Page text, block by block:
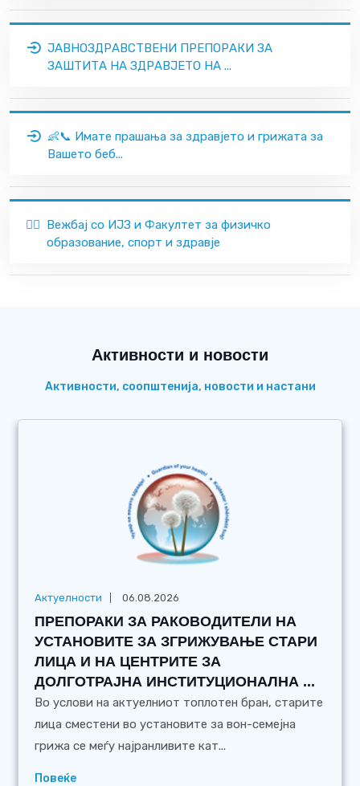
ЈАВНОЗДРАВСТВЕНИ ПРЕПОРАКИ ЗА
ЗАШТИТА НА ЗДРАВЈЕТО НА ...
👶📞 Имате прашања за здравјето и грижата за
Вашето беб...
🏃‍♂️ Вежбај со ИЈЗ и Факултет за физичко
образование, спорт и здравје
Активности и новости
Активности, соопштенија, новости и настани
Актуелности 06.08.2026
ПРЕПОРАКИ ЗА РАКОВОДИТЕЛИ НА
УСТАНОВИТЕ ЗА ЗГРИЖУВАЊЕ СТАРИ
ЛИЦА И НА ЦЕНТРИТЕ ЗА
ДОЛГОТРАЈНА ИНСТИТУЦИОНАЛНА ...
Во услови на актуелниот топлотен бран, старите
лица сместени во установите за вон-семејна
грижа се меѓу најранливите кат...
Повеќе